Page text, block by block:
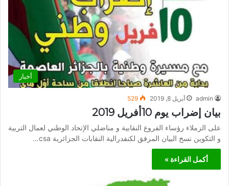
أخبار
admin أبريل 8, 2019 529
بيان إضراب يوم 10أفريل 2019
على الزملاء رؤساء الفروع النقابية و مناضلي الإتحاد الوطني لعمال التربية
و التكوين نسخ البيان المرفق لكنفدرالية النقابات الجزائرية csa…
أكمل القراءة »